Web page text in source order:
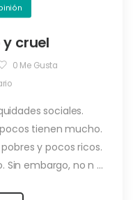
cruel
0 Me Gusta
sociales.
tienen mucho.
y pocos ricos.
Sin embargo, no n ...